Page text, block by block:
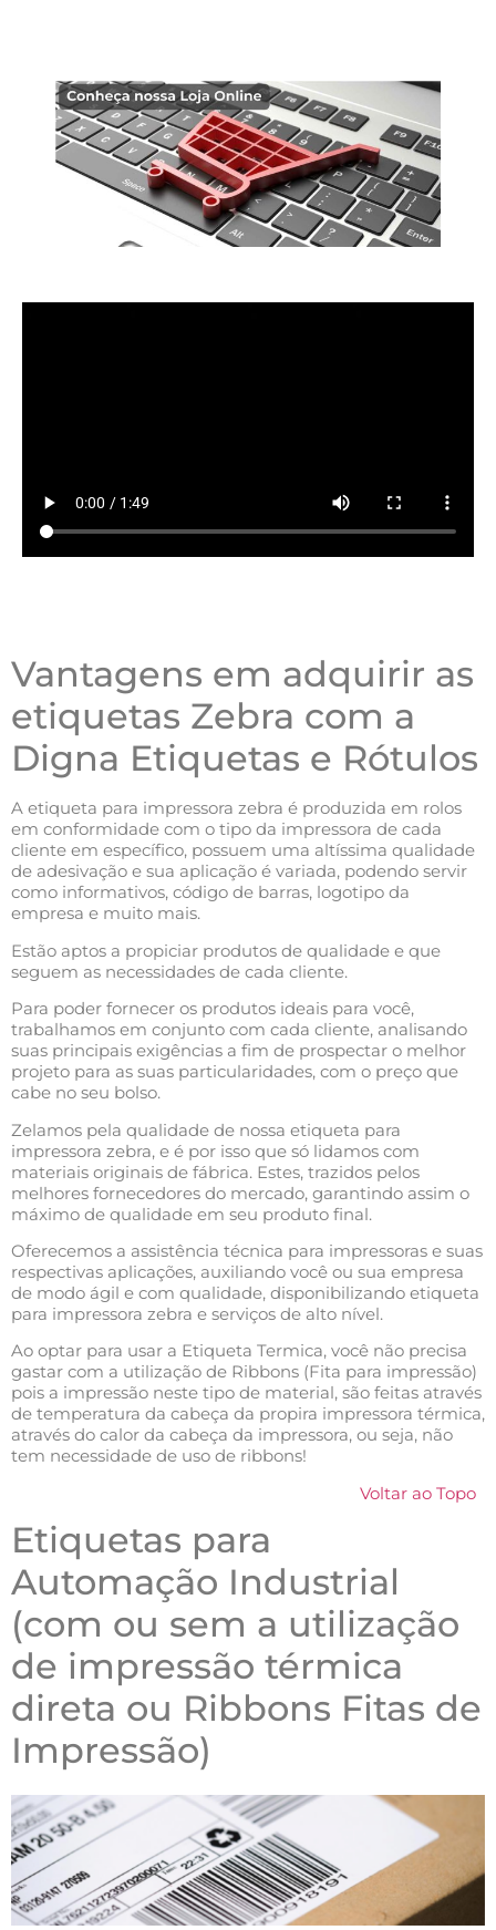
Vantagens em adquirir as
etiquetas Zebra com a
Digna Etiquetas e Rótulos
A etiqueta para impressora zebra é produzida em rolos
em conformidade com o tipo da impressora de cada
cliente em específico, possuem uma altíssima qualidade
de adesivação e sua aplicação é variada, podendo servir
como informativos, código de barras, logotipo da
empresa e muito mais.
Estão aptos a propiciar produtos de qualidade e que
seguem as necessidades de cada cliente.
Para poder fornecer os produtos ideais para você,
trabalhamos em conjunto com cada cliente, analisando
suas principais exigências a fim de prospectar o melhor
projeto para as suas particularidades, com o preço que
cabe no seu bolso.
Zelamos pela qualidade de nossa etiqueta para
impressora zebra, e é por isso que só lidamos com
materiais originais de fábrica. Estes, trazidos pelos
melhores fornecedores do mercado, garantindo assim o
máximo de qualidade em seu produto final.
Oferecemos a assistência técnica para impressoras e suas
respectivas aplicações, auxiliando você ou sua empresa
de modo ágil e com qualidade, disponibilizando etiqueta
para impressora zebra e serviços de alto nível.
Ao optar para usar a Etiqueta Termica, você não precisa
gastar com a utilização de Ribbons (Fita para impressão)
pois a impressão neste tipo de material, são feitas através
de temperatura da cabeça da propira impressora térmica,
através do calor da cabeça da impressora, ou seja, não
tem necessidade de uso de ribbons!
Voltar ao Topo
Etiquetas para
Automação Industrial
(com ou sem a utilização
de impressão térmica
direta ou Ribbons Fitas de
Impressão)